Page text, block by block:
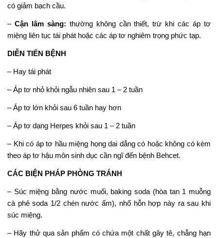
có giảm bạch cầu.
– Cận lâm sàng: thường không cần thiết, trừ khi các áp tơ
miệng liên tục tái phát hoặc các áp tơ nghiêm trọng phức tạp.
DIỄN TIẾN BỆNH
– Hay tái phát
– Áp tơ nhỏ khỏi ngẫu nhiên sau 1 – 2 tuần
– Áp tơ lớn khỏi sau 6 tuần hay hơn
– Áp tơ dạng Herpes khỏi sau 1 – 2 tuần
– Khi có áp tơ hầu miệng họng dai dẳng có hoặc không có kèm
theo áp tơ hậu môn sinh dục cần ngĩ đến bệnh Behcet.
CÁC BIỆN PHÁP PHÒNG TRÁNH
– Súc miệng bằng nước muối, baking soda (hòa tan 1 muỗng
cà phê soda 1/2 chén nước ấm), nhổ hỗn hợp này ra sau khi
súc miệng.
– Hãy thử qua sản phẩm có chứa một chất gây tê, chẳng hạn